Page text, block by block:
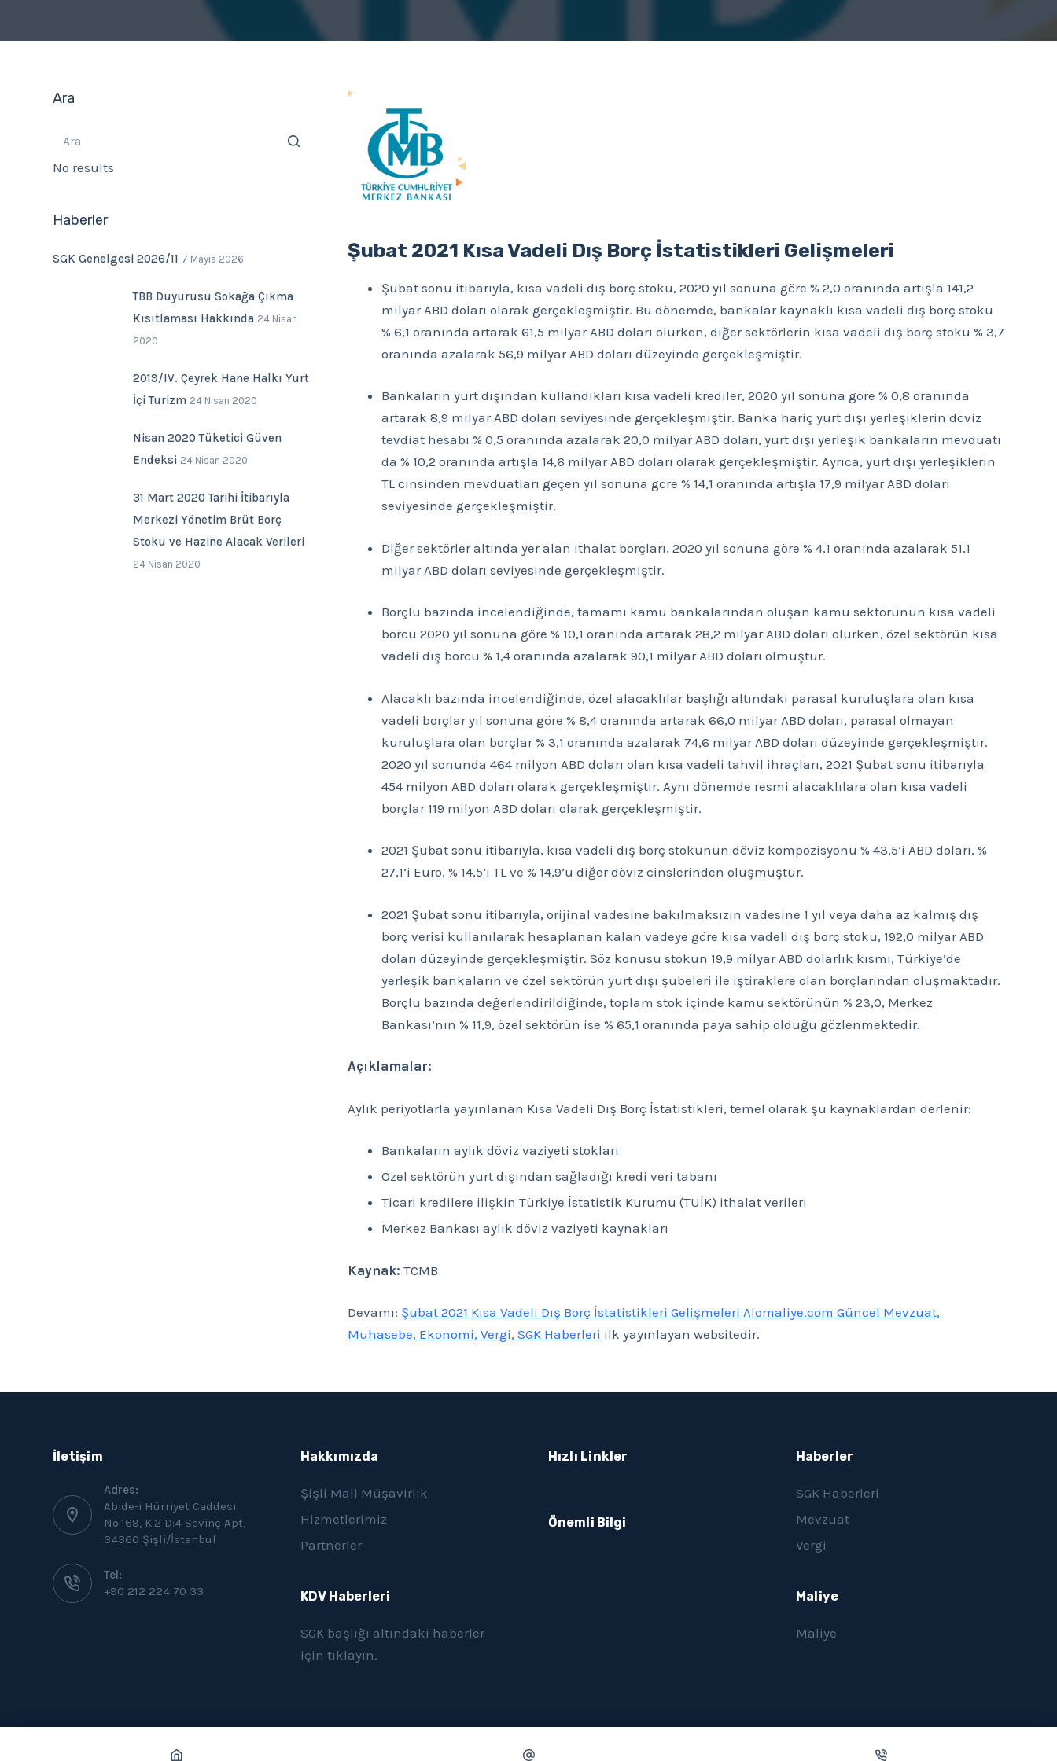
Şubat 2021 Kısa Vadeli Dış Borç İstatistikleri Gelişmeleri
Şubat sonu itibarıyla, kısa vadeli dış borç stoku, 2020 yıl sonuna göre % 2,0 oranında artışla 141,2
milyar ABD doları olarak gerçekleşmiştir. Bu dönemde, bankalar kaynaklı kısa vadeli dış borç stoku
% 6,1 oranında artarak 61,5 milyar ABD doları olurken, diğer sektörlerin kısa vadeli dış borç stoku % 3,7
oranında azalarak 56,9 milyar ABD doları düzeyinde gerçekleşmiştir.
Bankaların yurt dışından kullandıkları kısa vadeli krediler, 2020 yıl sonuna göre % 0,8 oranında
artarak 8,9 milyar ABD doları seviyesinde gerçekleşmiştir. Banka hariç yurt dışı yerleşiklerin döviz
tevdiat hesabı % 0,5 oranında azalarak 20,0 milyar ABD doları, yurt dışı yerleşik bankaların mevduatı
da % 10,2 oranında artışla 14,6 milyar ABD doları olarak gerçekleşmiştir. Ayrıca, yurt dışı yerleşiklerin
TL cinsinden mevduatları geçen yıl sonuna göre % 14,1 oranında artışla 17,9 milyar ABD doları
seviyesinde gerçekleşmiştir.
Diğer sektörler altında yer alan ithalat borçları, 2020 yıl sonuna göre % 4,1 oranında azalarak 51,1
milyar ABD doları seviyesinde gerçekleşmiştir.
Borçlu bazında incelendiğinde, tamamı kamu bankalarından oluşan kamu sektörünün kısa vadeli
borcu 2020 yıl sonuna göre % 10,1 oranında artarak 28,2 milyar ABD doları olurken, özel sektörün kısa
vadeli dış borcu % 1,4 oranında azalarak 90,1 milyar ABD doları olmuştur.
Alacaklı bazında incelendiğinde, özel alacaklılar başlığı altındaki parasal kuruluşlara olan kısa
vadeli borçlar yıl sonuna göre % 8,4 oranında artarak 66,0 milyar ABD doları, parasal olmayan
kuruluşlara olan borçlar % 3,1 oranında azalarak 74,6 milyar ABD doları düzeyinde gerçekleşmiştir.
2020 yıl sonunda 464 milyon ABD doları olan kısa vadeli tahvil ihraçları, 2021 Şubat sonu itibarıyla
454 milyon ABD doları olarak gerçekleşmiştir. Aynı dönemde resmi alacaklılara olan kısa vadeli
borçlar 119 milyon ABD doları olarak gerçekleşmiştir.
2021 Şubat sonu itibarıyla, kısa vadeli dış borç stokunun döviz kompozisyonu % 43,5’i ABD doları, %
27,1’i Euro, % 14,5’i TL ve % 14,9’u diğer döviz cinslerinden oluşmuştur.
2021 Şubat sonu itibarıyla, orijinal vadesine bakılmaksızın vadesine 1 yıl veya daha az kalmış dış
borç verisi kullanılarak hesaplanan kalan vadeye göre kısa vadeli dış borç stoku, 192,0 milyar ABD
doları düzeyinde gerçekleşmiştir. Söz konusu stokun 19,9 milyar ABD dolarlık kısmı, Türkiye’de
yerleşik bankaların ve özel sektörün yurt dışı şubeleri ile iştiraklere olan borçlarından oluşmaktadır.
Borçlu bazında değerlendirildiğinde, toplam stok içinde kamu sektörünün % 23,0, Merkez
Bankası’nın % 11,9, özel sektörün ise % 65,1 oranında paya sahip olduğu gözlenmektedir.
Açıklamalar:
Aylık periyotlarla yayınlanan Kısa Vadeli Dış Borç İstatistikleri, temel olarak şu kaynaklardan derlenir:
Bankaların aylık döviz vaziyeti stokları
Özel sektörün yurt dışından sağladığı kredi veri tabanı
Ticari kredilere ilişkin Türkiye İstatistik Kurumu (TÜİK) ithalat verileri
Merkez Bankası aylık döviz vaziyeti kaynakları
Kaynak: TCMB
Devamı: Şubat 2021 Kısa Vadeli Dış Borç İstatistikleri Gelişmeleri Alomaliye.com Güncel Mevzuat,
Muhasebe, Ekonomi, Vergi, SGK Haberleri ilk yayınlayan websitedir.
Ara
No results
Haberler
SGK Genelgesi 2026/11 7 Mayıs 2026
TBB Duyurusu Sokağa Çıkma
Kısıtlaması Hakkında 24 Nisan
2020
2019/IV. Çeyrek Hane Halkı Yurt
İçi Turizm 24 Nisan 2020
Nisan 2020 Tüketici Güven
Endeksi 24 Nisan 2020
31 Mart 2020 Tarihi İtibarıyla
Merkezi Yönetim Brüt Borç
Stoku ve Hazine Alacak Verileri
24 Nisan 2020
İletişim
Adres:
Abide-i Hürriyet Caddesi
No:169, K:2 D:4 Sevinç Apt,
34360 Şişli/İstanbul
Tel:
+90 212 224 70 33
Hakkımızda
Şişli Mali Müşavirlik
Hizmetlerimiz
Partnerler
KDV Haberleri
SGK başlığı altındaki haberler
içintıklayın.
Hızlı Linkler
Önemli Bilgi
Haberler
SGK Haberleri
Mevzuat
Vergi
Maliye
Maliye
Copyright © 2026 Endeks Mali Müşavirlik